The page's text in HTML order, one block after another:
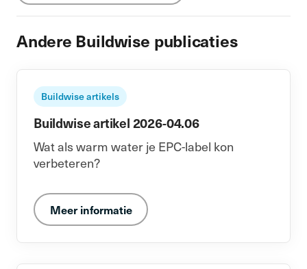
Andere Buildwise publicaties
Buildwise artikels
Buildwise artikel 2026-04.06
Wat als warm water je EPC-label kon
verbeteren?
Meer informatie